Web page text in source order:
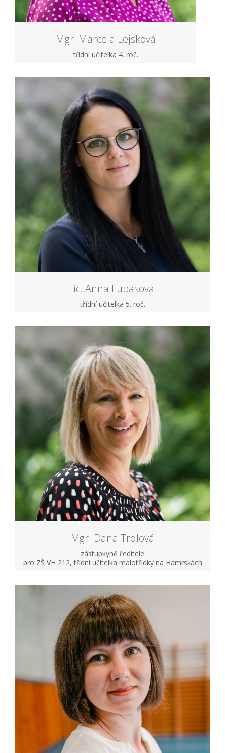
Mgr. Marcela Lejsková
třídní učitelka 4. roč.
lic. Anna Lubasová
třídní učitelka 5. roč.
Mgr. Dana Trdlová
zástupkyně ředitele
pro ZŠ VH 212, třídní učitelka malotřídky na Hamrskách